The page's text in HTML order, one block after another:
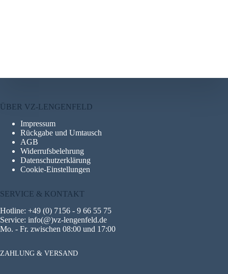
ÜBER VZ-LENGENFELD
Impressum
Rückgabe und Umtausch
AGB
Widerrufsbelehrung
Datenschutzerklärung
Cookie-Einstellungen
SERVICE & KONTAKT
Hotline: +49 (0) 7156 - 9 66 55 75
Service: info(@)vz-lengenfeld.de
Mo. - Fr. zwischen 08:00 und 17:00
ZAHLUNG & VERSAND